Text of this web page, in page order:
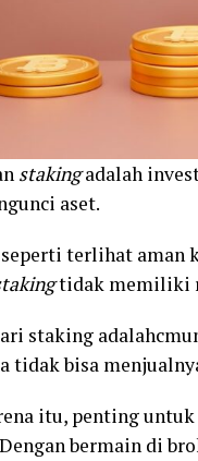
stakingadalah
aset.
terlihat aman
tidak memiliki
staking
tidak bisa
itu, penting
bermain di